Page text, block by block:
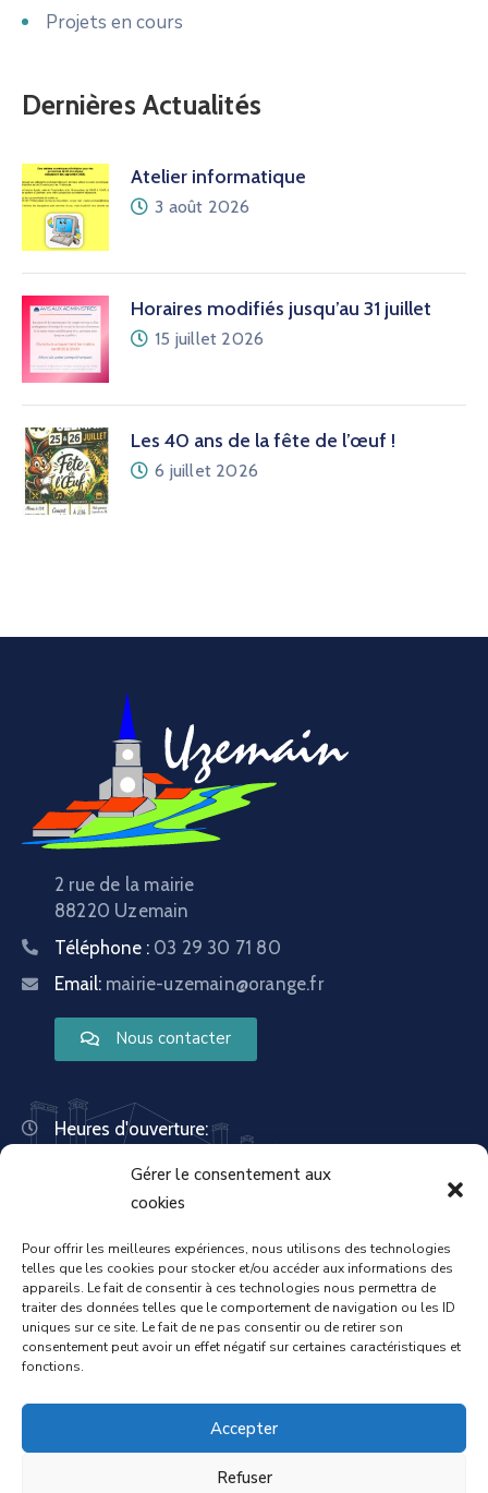
Gérer le consentement aux
cookies
Pour offrir les meilleures expériences, nous utilisons des technologies
telles que les cookies pour stocker et/ou accéder aux informations des
appareils. Le fait de consentir à ces technologies nous permettra de
traiter des données telles que le comportement de navigation ou les ID
uniques sur ce site. Le fait de ne pas consentir ou de retirer son
consentement peut avoir un effet négatif sur certaines caractéristiques et
fonctions.
Accepter
Refuser
Projets en cours
Dernières Actualités
Atelier informatique
3 août 2026
Horaires modifiés jusqu’au 31 juillet
15 juillet 2026
Les 40 ans de la fête de l’œuf !
6 juillet 2026
2 rue de la mairie
88220 Uzemain
Téléphone : 03 29 30 71 80
Email: mairie-uzemain@orange.fr
Nous contacter
Heures d'ouverture:
Mardi : 13:30 – 18:00
Mercredi : 08:30 – 12:00 | 14:00 – 17:00
Vendredi : 08:30 – 12:00 | 14:00 – 17:00
Samedi : Fermée
Dimanche : Fermée
Mentions légales